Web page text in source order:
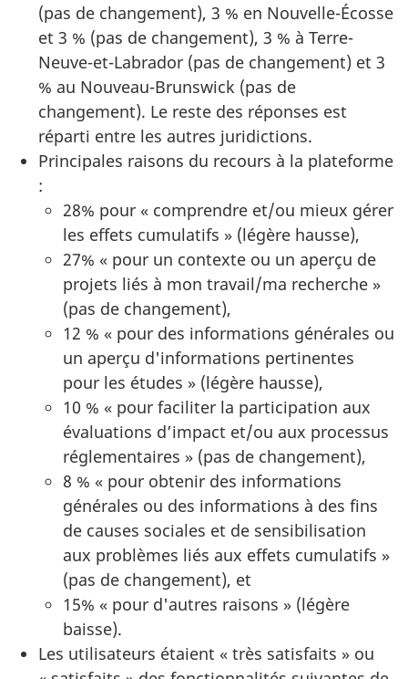
(pas de changement), 3 % en Nouvelle-Écosse
et 3 % (pas de changement), 3 % à Terre-
Neuve-et-Labrador (pas de changement) et 3
% au Nouveau-Brunswick (pas de
changement). Le reste des réponses est
réparti entre les autres juridictions.
Principales raisons du recours à la plateforme
:
28% pour « comprendre et/ou mieux gérer
les effets cumulatifs » (légère hausse),
27% « pour un contexte ou un aperçu de
projets liés à mon travail/ma recherche »
(pas de changement),
12 % « pour des informations générales ou
un aperçu d'informations pertinentes
pour les études » (légère hausse),
10 % « pour faciliter la participation aux
évaluations d’impact et/ou aux processus
réglementaires » (pas de changement),
8 % « pour obtenir des informations
générales ou des informations à des fins
de causes sociales et de sensibilisation
aux problèmes liés aux effets cumulatifs »
(pas de changement), et
15% « pour d'autres raisons » (légère
baisse).
Les utilisateurs étaient « très satisfaits » ou